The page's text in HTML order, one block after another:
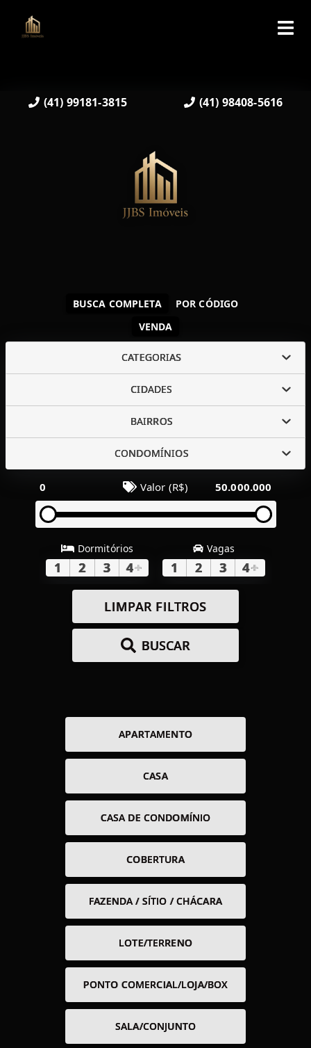
(41) 99181-3815 (41) 98408-5616
VENDA
BUSCA COMPLETA POR CÓDIGO
CATEGORIAS
CIDADES
BAIRROS
CONDOMÍNIOS
0 Valor (R$) 50.000.000
Dormitórios
1 2 3 4+
Vagas
1 2 3 4+
LIMPAR FILTROS
BUSCAR
APARTAMENTO
CASA
CASA DE CONDOMÍNIO
COBERTURA
FAZENDA / SÍTIO / CHÁCARA
LOTE/TERRENO
PONTO COMERCIAL/LOJA/BOX
SALA/CONJUNTO